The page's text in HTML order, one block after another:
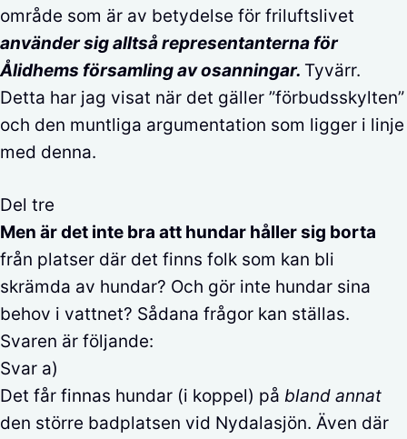
område som är av betydelse för friluftslivet
använder sig alltså representanterna för
Ålidhems församling av osanningar. Tyvärr.
Detta har jag visat när det gäller ”förbudsskylten”
och den muntliga argumentation som ligger i linje
med denna.
Del tre
Men är det inte bra att hundar håller sig borta
från platser där det finns folk som kan bli
skrämda av hundar? Och gör inte hundar sina
behov i vattnet? Sådana frågor kan ställas.
Svaren är följande:
Svar a)
Det får finnas hundar (i koppel) på bland annat
den större badplatsen vid Nydalasjön. Även där